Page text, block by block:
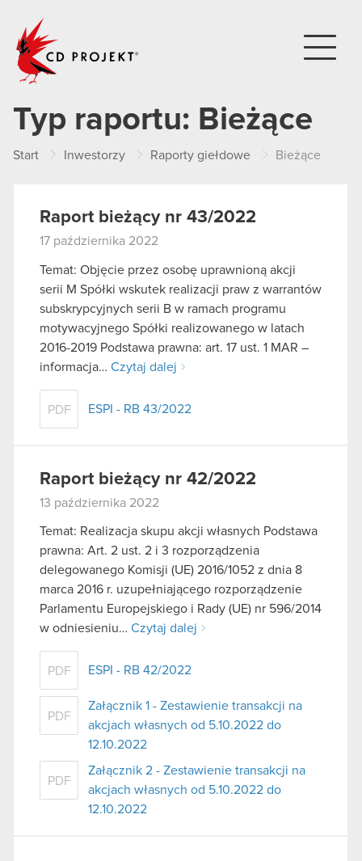
Typ raportu: Bieżące
Start Inwestorzy Raporty giełdowe Bieżące
Raport bieżący nr 43/2022
17 października 2022
Temat: Objęcie przez osobę uprawnioną akcji
serii M Spółki wskutek realizacji praw z warrantów
subskrypcyjnych serii B w ramach programu
motywacyjnego Spółki realizowanego w latach
2016-2019 Podstawa prawna: art. 17 ust. 1 MAR –
informacja… Czytaj dalej
PDF ESPI - RB 43/2022
Raport bieżący nr 42/2022
13 października 2022
Temat: Realizacja skupu akcji własnych Podstawa
prawna: Art. 2 ust. 2 i 3 rozporządzenia
delegowanego Komisji (UE) 2016/1052 z dnia 8
marca 2016 r. uzupełniającego rozporządzenie
Parlamentu Europejskiego i Rady (UE) nr 596/2014
w odniesieniu… Czytaj dalej
PDF ESPI - RB 42/2022
PDF
Załącznik 1 - Zestawienie transakcji na
akcjach własnych od 5.10.2022 do
12.10.2022
PDF
Załącznik 2 - Zestawienie transakcji na
akcjach własnych od 5.10.2022 do
12.10.2022